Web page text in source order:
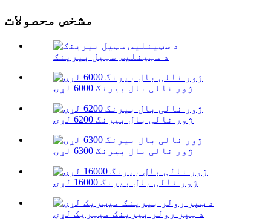
مشخص محصولات
د سټینلیس سټیل بیرینګ
ژور نالی بال بیرنگ 6000 لړۍ
ژور نالی بال بیرنگ 6200 لړۍ
ژور نالی بال بیرنگ 6300 لړۍ
ژور نالی بال بیرنگ 16000 لړۍ
د ټپر رولر بیرینګ میټریک لړۍ